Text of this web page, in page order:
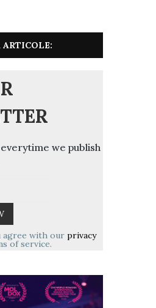
we publish
agree with our privacy
of service.